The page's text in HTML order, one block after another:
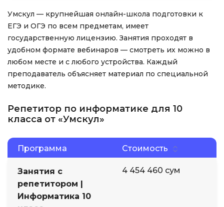
Умскул — крупнейшая онлайн-школа подготовки к
ЕГЭ и ОГЭ по всем предметам, имеет
государственную лицензию. Занятия проходят в
удобном формате вебинаров — смотреть их можно в
любом месте и с любого устройства. Каждый
преподаватель объясняет материал по специальной
методике.
Репетитор по информатике для 10
класса от «Умскул»
Программа Стоимость
Занятия с
репетитором |
Информатика 10
4 454 460 сум